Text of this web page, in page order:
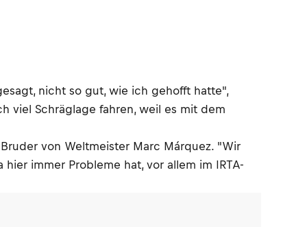
nicht so gut, wie ich gehofft hatte",
viel Schräglage fahren, weil es mit dem
von Weltmeister Marc Márquez. "Wir
immer Probleme hat, vor allem im IRTA-